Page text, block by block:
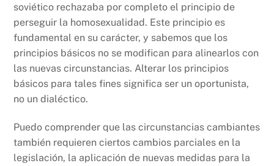
soviético rechazaba por completo el principio de
perseguir la homosexualidad. Este principio es
fundamental en su carácter, y sabemos que los
principios básicos no se modifican para alinearlos con
las nuevas circunstancias. Alterar los principios
básicos para tales fines significa ser un oportunista,
no un dialéctico.
Puedo comprender que las circunstancias cambiantes
también requieren ciertos cambios parciales en la
legislación, la aplicación de nuevas medidas para la